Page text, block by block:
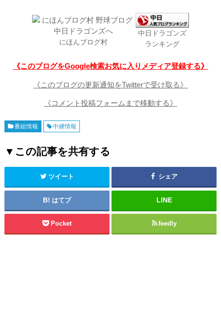
にほんブログ村
中日ドラゴンズ
ランキング
《このブログをGoogle検索お気に入りメディア登録する》
《このブログの更新通知をTwitterで受け取る》
《コメント投稿フォームまで移動する》
番組情報 中継情報
▼この記事を共有する
ツイート シェア
はてブ
Pocket feedly